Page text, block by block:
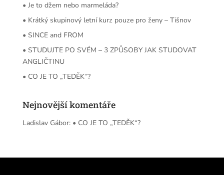
• Je to džem nebo marmeláda?
• Krátký skupinový letní kurz pouze pro ženy – Tišnov
• SINCE and FROM
• STUDUJTE PO SVÉM – 3 ZPŮSOBY JAK STUDOVAT
ANGLIČTINU
• CO JE TO „TEDĚK“?
Nejnovější komentáře
Ladislav Gábor: • CO JE TO „TEDĚK“?